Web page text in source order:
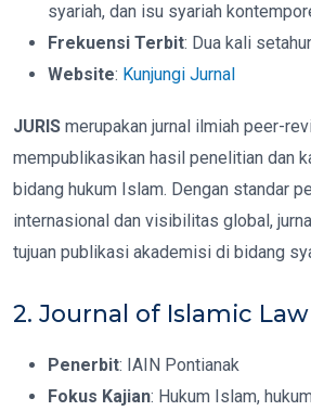
syariah, dan isu syariah
Frekuensi Terbit: Dua kali
Website: Kunjungi Jurnal
JURIS merupakan jurnal ilmiah peer-
mempublikasikan hasil penelitian dan
bidang hukum Islam. Dengan standar
internasional dan visibilitas global,
tujuan publikasi akademisi di bidang
2. Journal of Islamic Law
Penerbit: IAIN Pontianak
Fokus Kajian: Hukum Islam,